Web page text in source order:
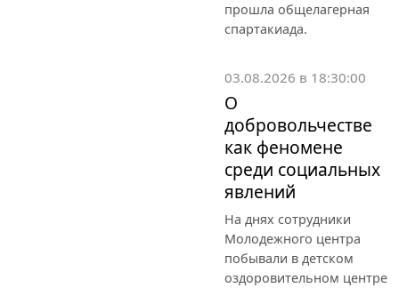
прошла общелагерная
спартакиада.
03.08.2026 в 18:30:00
О
добровольчестве
как феномене
среди социальных
явлений
На днях сотрудники
Молодежного центра
побывали в детском
оздоровительном центре